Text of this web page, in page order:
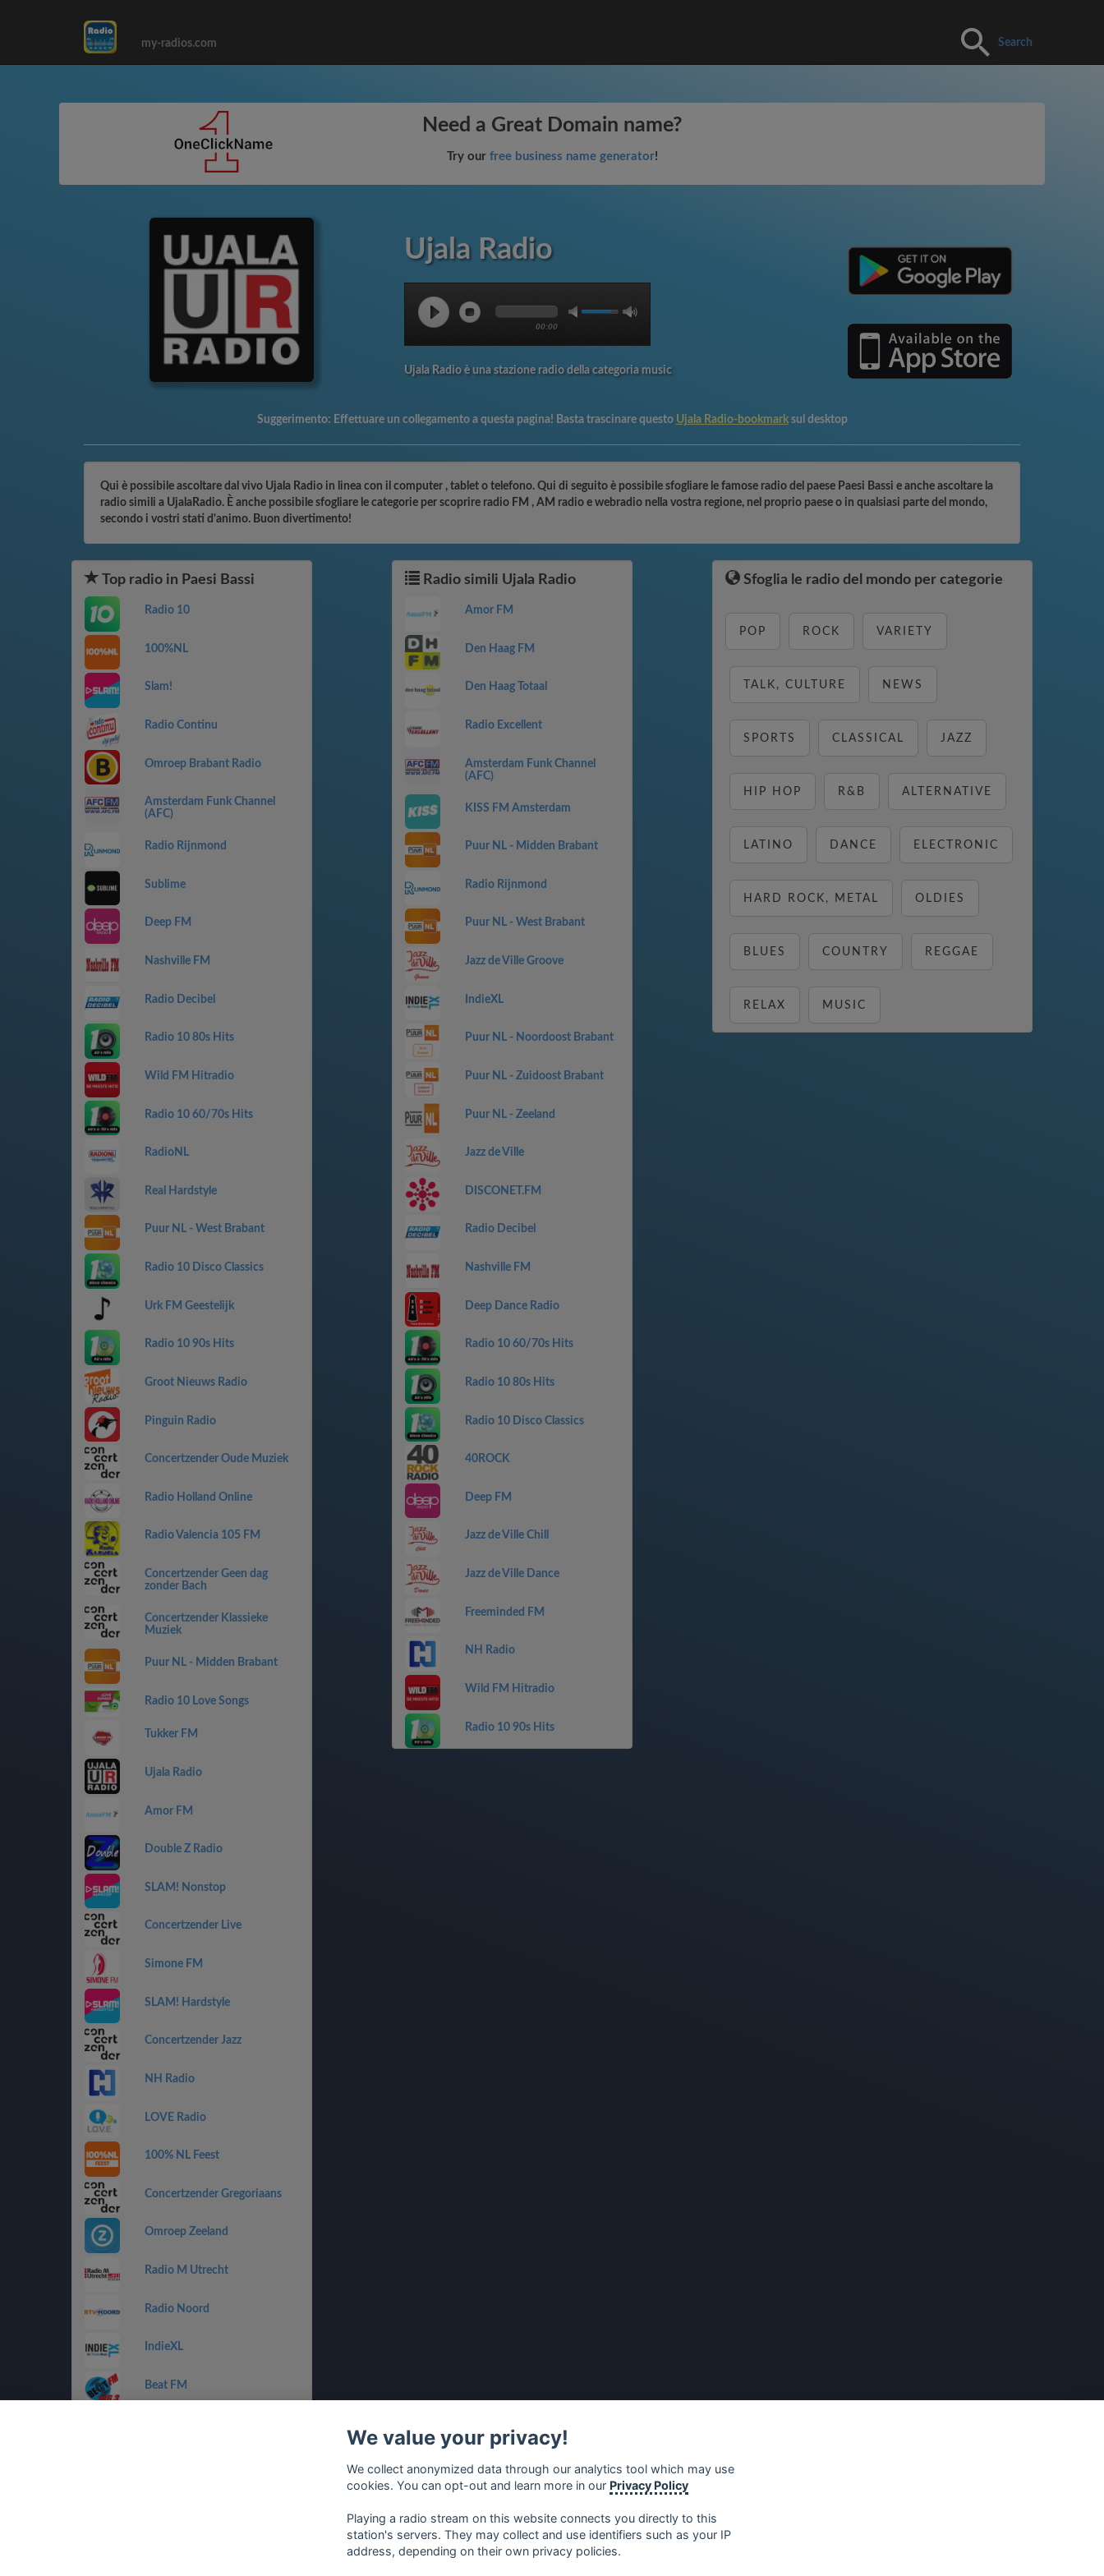
my-radios.com Search
Need a Great Domain name?
Try our free business name generator!
Ujala Radio
00:00
Ujala Radio è una stazione radio della categoria music
Suggerimento: Effettuare un collegamento a questa pagina! Basta trascinare questo Ujala Radio-bookmark sul desktop
Qui è possibile ascoltare dal vivo Ujala Radio in linea con il computer , tablet o telefono. Qui di seguito è possibile sfogliare le famose radio del paese Paesi Bassi e anche ascoltare la
radio simili a UjalaRadio. È anche possibile sfogliare le categorie per scoprire radio FM , AM radio e webradio nella vostra regione, nel proprio paese o in qualsiasi parte del mondo,
secondo i vostri stati d'animo. Buon divertimento!
Top radio in Paesi Bassi
Radio 10
100%NL
Slam!
Radio Continu
Omroep Brabant Radio
Amsterdam Funk Channel
(AFC)
Radio Rijnmond
Sublime
Deep FM
Nashville FM
Radio Decibel
Radio 10 80s Hits
Wild FM Hitradio
Radio 10 60/70s Hits
RadioNL
Real Hardstyle
Puur NL - West Brabant
Radio 10 Disco Classics
Urk FM Geestelijk
Radio 10 90s Hits
Groot Nieuws Radio
Pinguin Radio
Concertzender Oude Muziek
Radio Holland Online
Radio Valencia 105 FM
Concertzender Geen dag
zonder Bach
Concertzender Klassieke
Muziek
Puur NL - Midden Brabant
Radio 10 Love Songs
Tukker FM
Ujala Radio
Amor FM
Double Z Radio
SLAM! Nonstop
Concertzender Live
Simone FM
SLAM! Hardstyle
Concertzender Jazz
NH Radio
LOVE Radio
100% NL Feest
Concertzender Gregoriaans
Omroep Zeeland
Radio M Utrecht
Radio Noord
IndieXL
Beat FM
Radio simili Ujala Radio
Amor FM
Den Haag FM
Den Haag Totaal
Radio Excellent
Amsterdam Funk Channel
(AFC)
KISS FM Amsterdam
Puur NL - Midden Brabant
Radio Rijnmond
Puur NL - West Brabant
Jazz de Ville Groove
IndieXL
Puur NL - Noordoost Brabant
Puur NL - Zuidoost Brabant
Puur NL - Zeeland
Jazz de Ville
DISCONET.FM
Radio Decibel
Nashville FM
Deep Dance Radio
Radio 10 60/70s Hits
Radio 10 80s Hits
Radio 10 Disco Classics
40ROCK
Deep FM
Jazz de Ville Chill
Jazz de Ville Dance
Freeminded FM
NH Radio
Wild FM Hitradio
Radio 10 90s Hits
Sfoglia le radio del mondo per categorie
POP ROCK VARIETY
TALK, CULTURE NEWS
SPORTS CLASSICAL JAZZ
HIP HOP R&B ALTERNATIVE
LATINO DANCE ELECTRONIC
HARD ROCK, METAL OLDIES
BLUES COUNTRY REGGAE
RELAX MUSIC
We value your privacy!
We collect anonymized data through our analytics tool which may use
cookies. You can opt-out and learn more in our Privacy Policy
Playing a radio stream on this website connects you directly to this
station's servers. They may collect and use identifiers such as your IP
address, depending on their own privacy policies.